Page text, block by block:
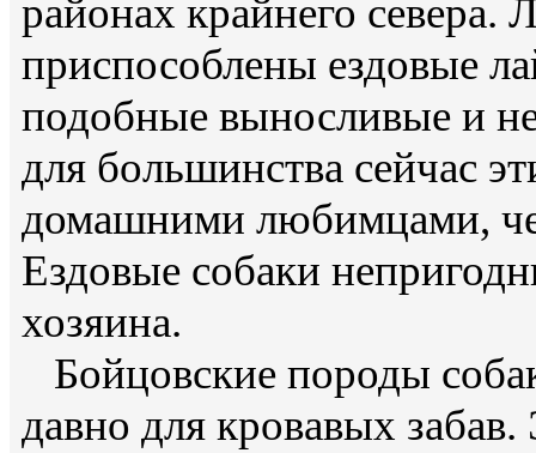
районах крайнего севера.
приспособлены ездовые
подобные выносливые и
для большинства сейчас
домашними любимцами,
Ездовые собаки
хозяина.
Бойцовские породы
давно для кровавых